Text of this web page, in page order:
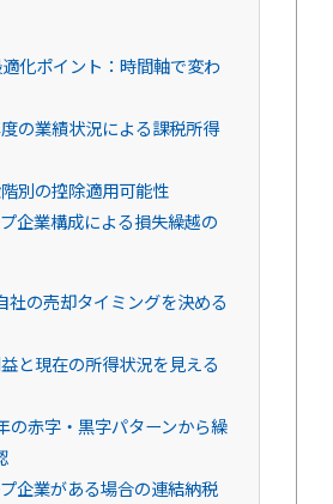
化ポイント：時間軸で変わ
の業績状況による課税所得
別の控除適用可能性
企業構成による損失繰越の
社の売却タイミングを決める
と現在の所得状況を見える
の赤字・黒字パターンから繰
企業がある場合の連結納税